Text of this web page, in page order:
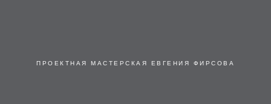
ПРОЕКТНАЯ МАСТЕРСКАЯ ЕВГЕНИЯ ФИРСОВА